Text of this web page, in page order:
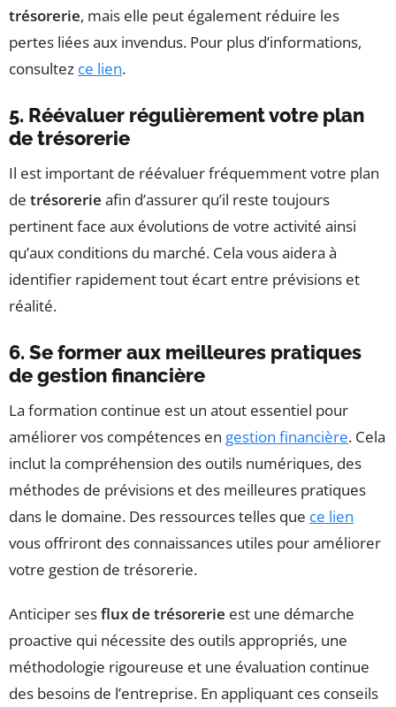
trésorerie, mais elle peut également réduire les
pertes liées aux invendus. Pour plus d’informations,
consultez ce lien.
5. Réévaluer régulièrement votre plan
de trésorerie
Il est important de réévaluer fréquemment votre plan
de trésorerie afin d’assurer qu’il reste toujours
pertinent face aux évolutions de votre activité ainsi
qu’aux conditions du marché. Cela vous aidera à
identifier rapidement tout écart entre prévisions et
réalité.
6. Se former aux meilleures pratiques
de gestion financière
La formation continue est un atout essentiel pour
améliorer vos compétences en gestion financière. Cela
inclut la compréhension des outils numériques, des
méthodes de prévisions et des meilleures pratiques
dans le domaine. Des ressources telles que ce lien
vous offriront des connaissances utiles pour améliorer
votre gestion de trésorerie.
Anticiper sesflux de trésorerie est une démarche
proactive qui nécessite des outils appropriés, une
méthodologie rigoureuse et une évaluation continue
des besoins de l’entreprise. En appliquant ces conseils